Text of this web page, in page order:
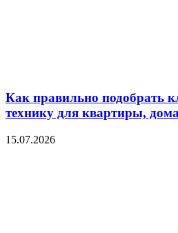
Как правильно подобрать
технику для квартиры,
15.07.2026